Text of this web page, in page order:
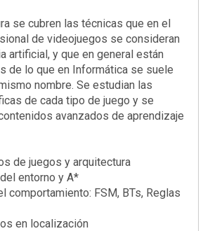
se cubren las técnicas que en el
de videojuegos se consideran
artificial, y que en general están
de lo que en Informática se suele
nombre. Se estudian las
de cada tipo de juego y se
avanzados de aprendizaje
de juegos y arquitectura
entorno y A*
comportamiento: FSM, BTs, Reglas
en localización